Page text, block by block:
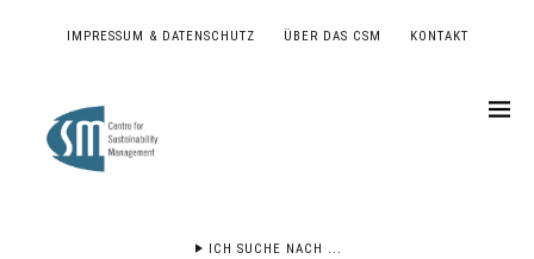
IMPRESSUM & DATENSCHUTZ ÜBER DAS CSM KONTAKT
ICH SUCHE NACH ...